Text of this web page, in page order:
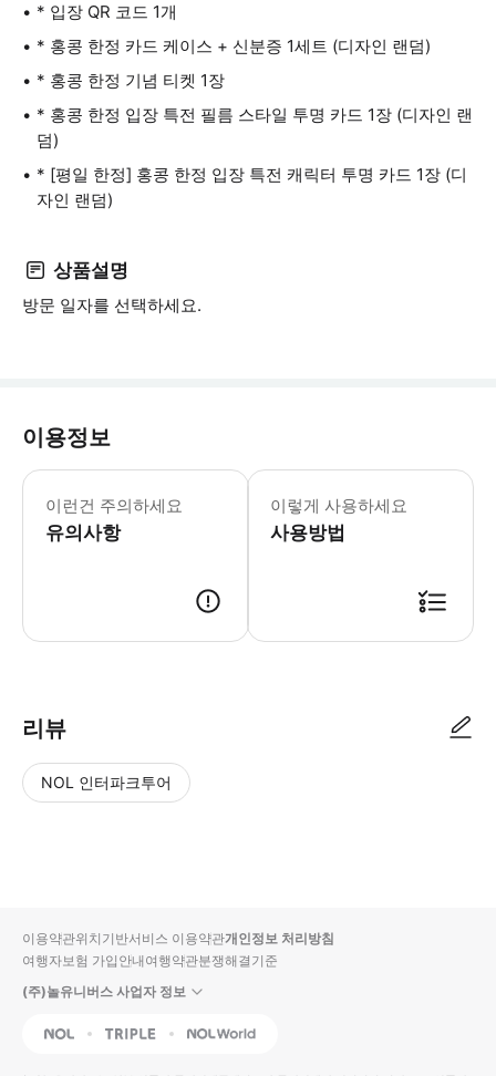
* 입장 QR 코드 1개
* 홍콩 한정 카드 케이스 + 신분증 1세트 (디자인 랜덤)
* 홍콩 한정 기념 티켓 1장
* 홍콩 한정 입장 특전 필름 스타일 투명 카드 1장 (디자인 랜
덤)
* [평일 한정] 홍콩 한정 입장 특전 캐릭터 투명 카드 1장 (디
자인 랜덤)
상품설명
방문 일자를 선택하세요.
이용정보
이런건 주의하세요
유의사항
- 입장권: 약관 및 조건 - 1. 전시 기간
이렇게 사용하세요
사용방법
리뷰
NOL 인터파크투어
입니
다.
순
상
이용약관위치기반서비스 이용약관개인정보 처리방침
여행자보험 가입안내여행약관분쟁해결기준
(주)놀유니버스 사업자 정보
NOL Triple Interpark Global